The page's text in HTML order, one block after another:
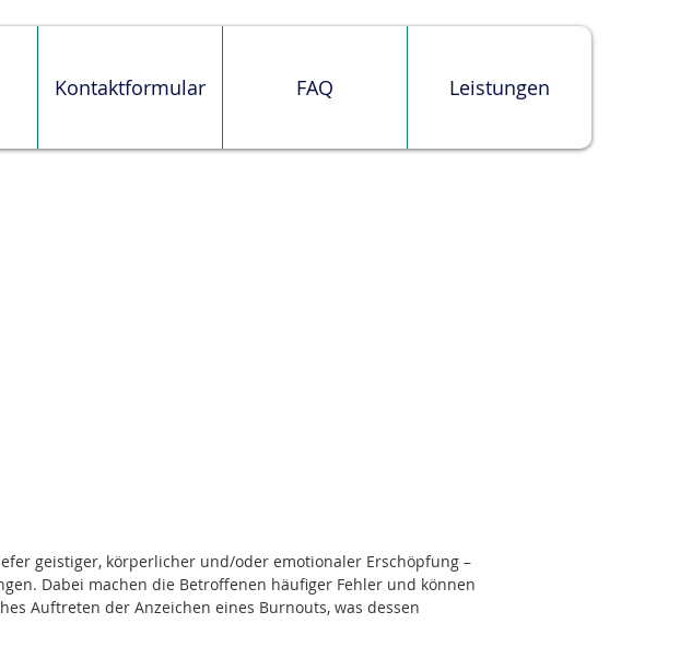
Kontaktformular FAQ Leistungen
geistiger, körperlicher und/oder emotionaler Erschöpfung –
Dabei machen die Betroffenen häufiger Fehler und können
Auftreten der Anzeichen eines Burnouts, was dessen